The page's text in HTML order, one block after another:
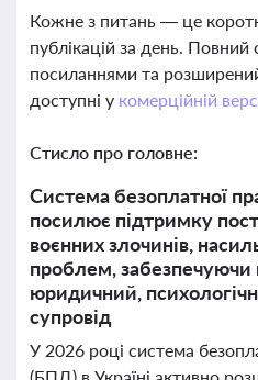
Кожне з питань — це
публікацій за день.
посиланнями та
доступні у комерційній
Стисло про головне:
Система безоплатної
посилює підтримку
воєнних злочинів,
проблем,
юридичний,
супровід
У 2026 році система